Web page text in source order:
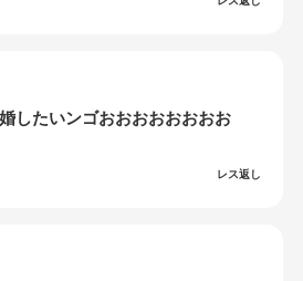
したいンゴおおおおおおおお
レス返し